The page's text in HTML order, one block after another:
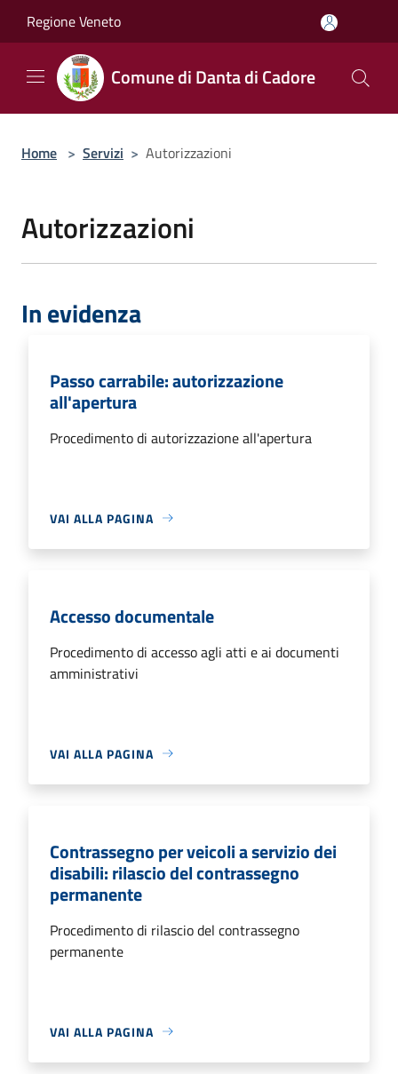
Regione Veneto
Comune di Danta di Cadore
Home > Servizi > Autorizzazioni
Autorizzazioni
In evidenza
Passo carrabile: autorizzazione
all'apertura
Procedimento di autorizzazione all'apertura
VAI ALLA PAGINA
Accesso documentale
Procedimento di accesso agli atti e ai documenti
amministrativi
VAI ALLA PAGINA
Contrassegno per veicoli a servizio dei
disabili: rilascio del contrassegno
permanente
Procedimento di rilascio del contrassegno
permanente
VAI ALLA PAGINA